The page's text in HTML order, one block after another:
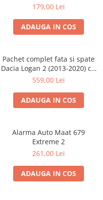
179,00 Lei
ADAUGA IN COS
Pachet complet fata si spate
Dacia Logan 2 (2013-2020) cu
boxe Ground Zero Ferrum
559,00 Lei
ADAUGA IN COS
Alarma Auto Maat 679
Extreme 2
261,00 Lei
ADAUGA IN COS